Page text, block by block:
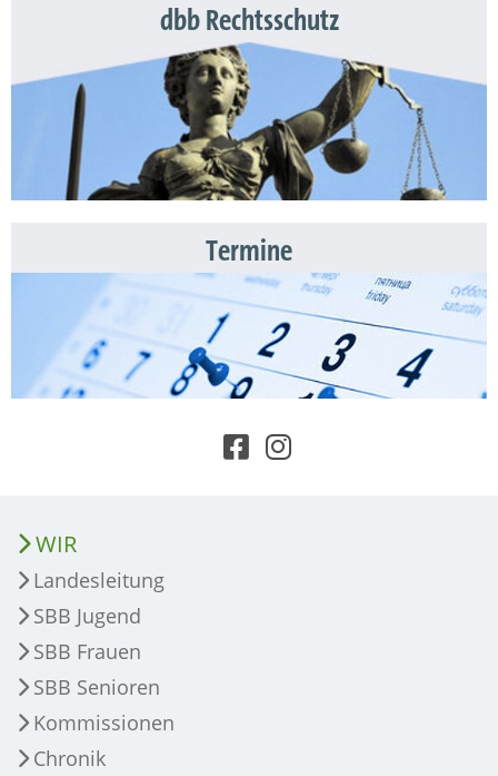
dbb Rechtsschutz
Termine
WIR
Landesleitung
SBB Jugend
SBB Frauen
SBB Senioren
Kommissionen
Chronik